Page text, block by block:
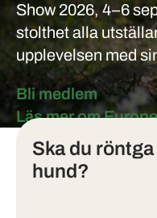
Show 2026, 4–6
stolthet alla
upplevelsen med
Bli medlem
Läs mer om
Tjänster
Ska du
hund?